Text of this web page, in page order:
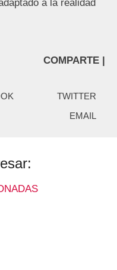
a la realidad
COMPARTE |
TWITTER
EMAIL